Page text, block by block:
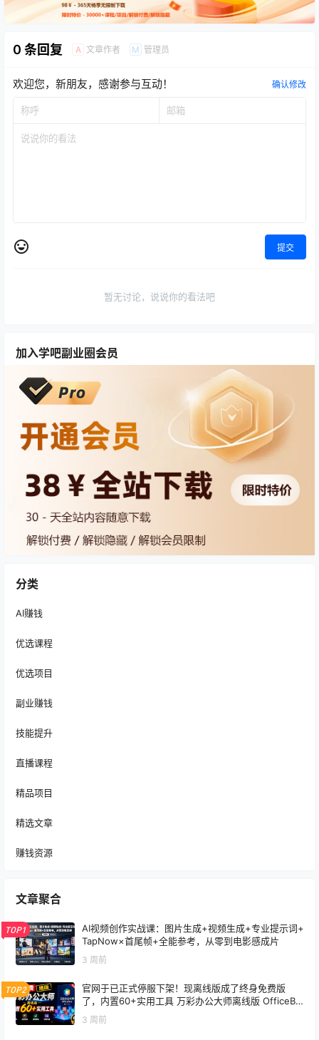
0 条回复 A 文章作者 M 管理员
欢迎您，新朋友，感谢参与互动！ 确认修改
提交
暂无讨论，说说你的看法吧
加入学吧副业圈会员
分类
AI赚钱
优选课程
优选项目
副业赚钱
技能提升
直播课程
精品项目
精选文章
赚钱资源
文章聚合
TOP1
AI视频创作实战课：图片生成+视频生成+专业提示词+
TapNow×首尾帧+全能参考，从零到电影感成片
3 周前
TOP2
官网于已正式停服下架！现离线版成了终身免费版
了，内置60+实用工具 万彩办公大师离线版 OfficeBo
3 周前